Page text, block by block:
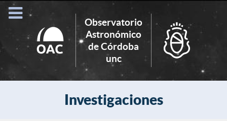
Observatorio
Astronómico
de Córdoba
unc
Search
for:
Investigaciones